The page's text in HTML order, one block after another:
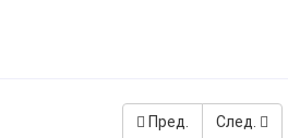
Пред. След.